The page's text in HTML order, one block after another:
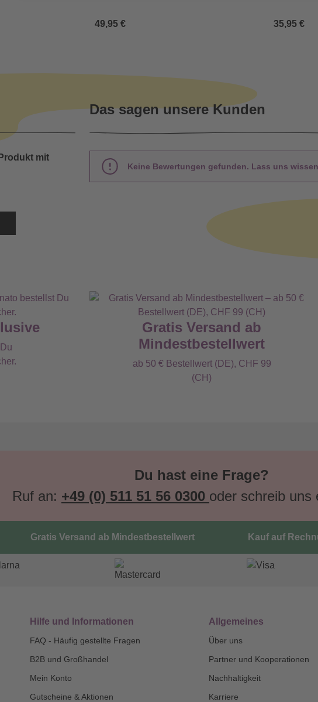
49,95 € 35,95 €
mit
Das sagen unsere Kunden
Keine Bewertungen gefunden. Lass uns
Gratis Versand ab
Mindestbestellwert
ab 50 € Bestellwert (DE), CHF 99
(CH)
Du hast eine Frage?
Ruf an: +49 (0) 511 51 56 0300 oder schreib uns
Gratis Versand ab Mindestbestellwert Kauf auf
Hilfe und Informationen
FAQ - Häufig gestellte Fragen
B2B und Großhandel
Mein Konto
Gutscheine & Aktionen
Allgemeines
Über uns
Partner und Kooperationen
Nachhaltigkeit
Karriere